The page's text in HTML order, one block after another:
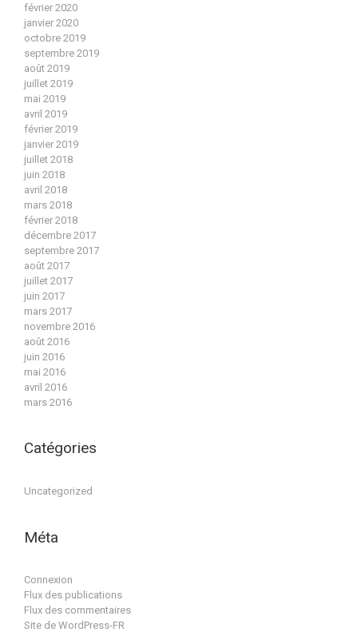
février 2020
janvier 2020
octobre 2019
septembre 2019
août 2019
juillet 2019
mai 2019
avril 2019
février 2019
janvier 2019
juillet 2018
juin 2018
avril 2018
mars 2018
février 2018
décembre 2017
septembre 2017
août 2017
juillet 2017
juin 2017
mars 2017
novembre 2016
août 2016
juin 2016
mai 2016
avril 2016
mars 2016
Catégories
Uncategorized
Méta
Connexion
Flux des publications
Flux des commentaires
Site de WordPress-FR